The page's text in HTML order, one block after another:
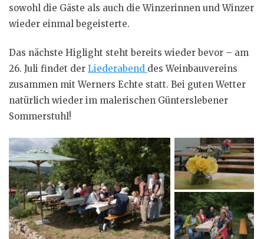
sowohl die Gäste als auch die Winzerinnen und Winzer
wieder einmal begeisterte.
Das nächste Higlight steht bereits wieder bevor – am
26. Juli findet der Liederabend des Weinbauvereins
zusammen mit Werners Echte statt. Bei guten Wetter
natürlich wieder im malerischen Günterslebener
Sommerstuhl!